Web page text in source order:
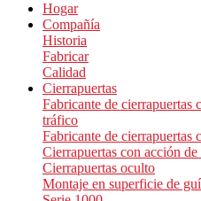
Hogar
Compañía
Historia
Fabricar
Calidad
Cierrapuertas
Fabricante de cierrapuertas
tráfico
Fabricante de
Cierrapuertas con acción de
Cierrapuertas oculto
Montaje en superficie de